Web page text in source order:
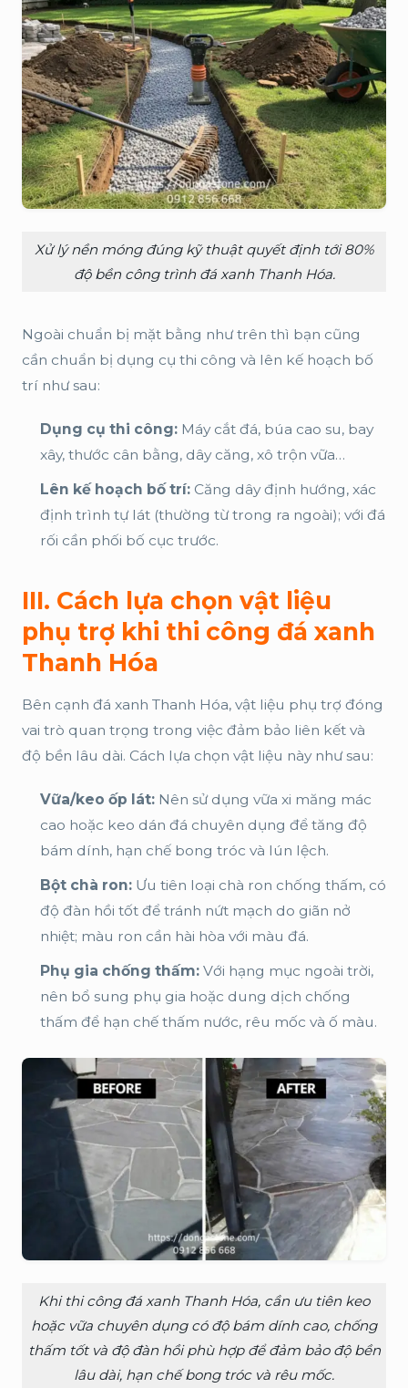
Xử lý nền móng đúng kỹ thuật quyết định tới 80%
độ bền công trình đá xanh Thanh Hóa.
Ngoài chuẩn bị mặt bằng như trên thì bạn cũng
cần chuẩn bị dụng cụ thi công và lên kế hoạch bố
trí như sau:
Dụng cụ thi công: Máy cắt đá, búa cao su, bay
xây, thước cân bằng, dây căng, xô trộn vữa…
Lên kế hoạch bố trí: Căng dây định hướng, xác
định trình tự lát (thường từ trong ra ngoài); với đá
rối cần phối bố cục trước.
III. Cách lựa chọn vật liệu
phụ trợ khi thi công đá xanh
Thanh Hóa
Bên cạnh đá xanh Thanh Hóa, vật liệu phụ trợ đóng
vai trò quan trọng trong việc đảm bảo liên kết và
độ bền lâu dài. Cách lựa chọn vật liệu này như sau:
Vữa/keo ốp lát: Nên sử dụng vữa xi măng mác
cao hoặc keo dán đá chuyên dụng để tăng độ
bám dính, hạn chế bong tróc và lún lệch.
Bột chà ron: Ưu tiên loại chà ron chống thấm, có
độ đàn hồi tốt để tránh nứt mạch do giãn nở
nhiệt; màu ron cần hài hòa với màu đá.
Phụ gia chống thấm: Với hạng mục ngoài trời,
nên bổ sung phụ gia hoặc dung dịch chống
thấm để hạn chế thấm nước, rêu mốc và ố màu.
Khi thi công đá xanh Thanh Hóa, cần ưu tiên keo
hoặc vữa chuyên dụng có độ bám dính cao, chống
thấm tốt và độ đàn hồi phù hợp để đảm bảo độ bền
lâu dài, hạn chế bong tróc và rêu mốc.